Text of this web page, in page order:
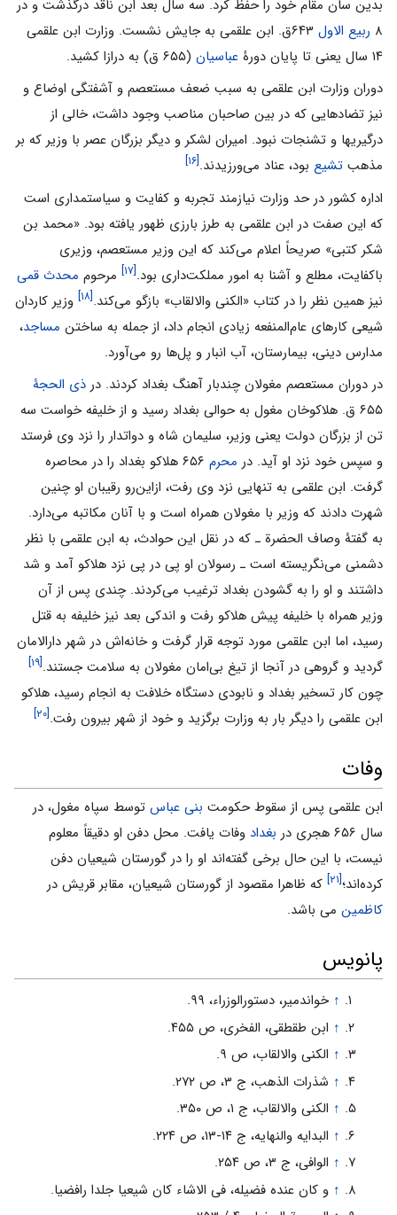
بدین سان مقام خود را حفظ کرد. سه سال بعد ابن ناقد درگذشت و در
۸ ربیع الاول
۶۴۳ق. ابن علقمی به جایش نشست. وزارت ابن علقمی
۱۴ سال یعنی تا پایان دورۀ
عباسیان (۶۵۵ ق) به درازا کشید.
دوران وزارت ابن علقمی به سبب ضعف مستعصم و آشفتگی اوضاع و
نیز تضادهایی که در بین صاحبان مناصب وجود داشت، خالی از
درگیریها و تشنجات نبود. امیران لشکر و دیگر بزرگان عصر با وزیر که بر
مذهب تشیع بود، عناد می‌ورزیدند.[۱۶]
اداره کشور در حد وزارت نیازمند تجربه و کفایت و سیاستمداری است
که این صفت در ابن علقمی‌ به طرز بارزی ظهور یافته بود. «محمد بن
شکر کتبی» صریحاً اعلام می‌کند که این وزیر مستعصم، وزیری
باکفایت، مطلع و آشنا به امور مملکت‌داری بود.[۱۷] مرحوم محدث قمی‌
نیز همین نظر را در کتاب «الکنی والالقاب» بازگو می‌کند.[۱۸]
وزیر کاردان
شیعی کارهای عام‌المنفعه زیادی انجام داد، از جمله به ساختن مساجد،
مدارس دینی، بیمارستان، آب انبار و پل‌ها رو می‌آورد.
در دوران مستعصم مغولان چندبار آهنگ بغداد کردند. در ذی الحجۀ
۶۵۵ ق. هلاکوخان مغول به حوالی بغداد رسید و از خلیفه خواست سه
تن از بزرگان دولت یعنی وزیر، سلیمان شاه و دواتدار را نزد وی فرستد
و سپس خود نزد او آید. در محرم
۶۵۶ هلاکو بغداد را در محاصره
گرفت. ابن علقمی به تنهایی نزد وی رفت، از‌این‌رو رقیبان او چنین
شهرت دادند که وزیر با مغولان همراه است و با آنان مکاتبه می‌دارد.
به گفتۀ وصاف الحضرة ـ که در نقل این حوادث، به ابن علقمی با نظر
دشمنی می‌نگریسته است ـ رسولان او پی در پی نزد هلاکو آمد و شد
داشتند و او را به گشودن بغداد ترغیب می‌کردند. چندی پس از آن
وزیر همراه با خلیفه پیش هلاکو رفت و اندکی بعد نیز خلیفه به قتل
رسید، اما ابن علقمی مورد توجه قرار گرفت و خانه‌اش در شهر دارالامان
گردید و گروهی در آنجا از تیغ بی‌امان مغولان به سلامت جستند.[۱۹]
چون کار تسخیر بغداد و نابودی دستگاه خلافت به انجام رسید، هلاکو
ابن علقمی را دیگر بار به وزارت برگزید و خود از شهر بیرون رفت.[۲۰]
وفات
ابن علقمی پس از سقوط حکومت بنی عباس توسط سپاه مغول‌، در
سال ۶۵۶ هجری در
بغداد وفات یافت. محل دفن او دقیقاً معلوم
نیست، با این حال برخی گفته‌اند او را در گورستان شیعیان دفن
کرده‌اند؛[۲۱]
که ظاهرا مقصود از گورستان شیعیان، مقابر قریش در
کاظمین می باشد.
پانویس
↑ خواندمیر، دستورالوزراء، ۹۹.
↑ ابن طقطقی، الفخری، ص ۴۵۵.
↑ الکنی والالقاب، ص ۹.
↑ شذرات الذهب، ج ۳، ص ۲۷۲.
↑ الکنی والالقاب، ج ۱، ص ۳۵۰.
↑ البدایه والنهایه، ج ۱۴-۱۳، ص ۲۲۴.
↑ الوافی، ج ۳، ص ۲۵۴.
↑ و کان عنده فضیله، فی الاشاء کان شیعیا جلدا رافضیا.